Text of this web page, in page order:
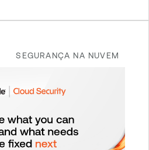
SEGURANÇA NA NUVEM